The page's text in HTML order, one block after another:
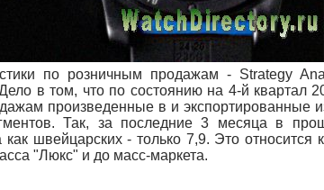
по розничным продажам - Strategy
в том, что по состоянию на 4-й квартал
произведенные в и экспортированные
Так, за последние 3 месяца в
швейцарских - только 7,9. Это относится
"Люкс" и до масс-маркета.